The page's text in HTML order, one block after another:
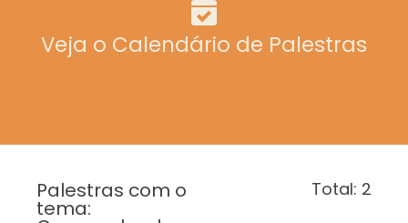
Veja o Calendário de Palestras
Palestras com o
tema:
Total: 2